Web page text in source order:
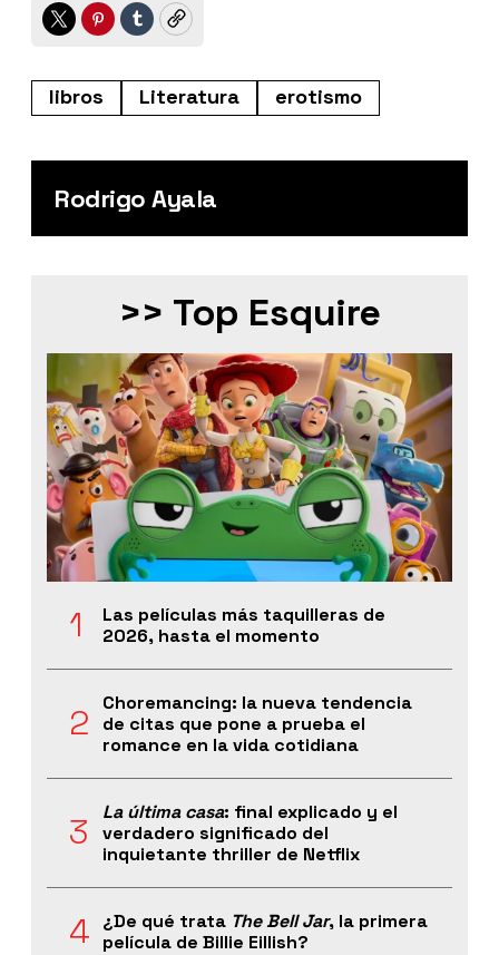
TwitterPinterest
TumblrCopy
libros Literatura erotismo
Rodrigo Ayala
>> Top Esquire
Las películas más taquilleras de
2026, hasta el momento
Choremancing: la nueva tendencia
de citas que pone a prueba el
romance en la vida cotidiana
La última casa: final explicado y el
verdadero significado del
inquietante thriller de Netflix
¿De qué trata The Bell Jar, la primera
película de Billie Eillish?